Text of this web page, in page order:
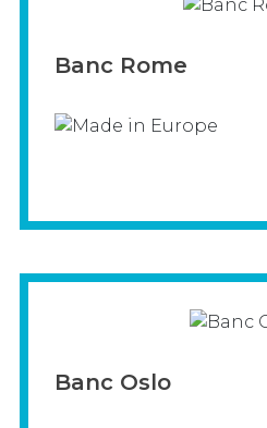
Banc Rome
Banc Oslo